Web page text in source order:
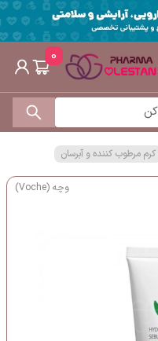
0
کرم مرطوب کننده و آبرسان
وچه (Voche)